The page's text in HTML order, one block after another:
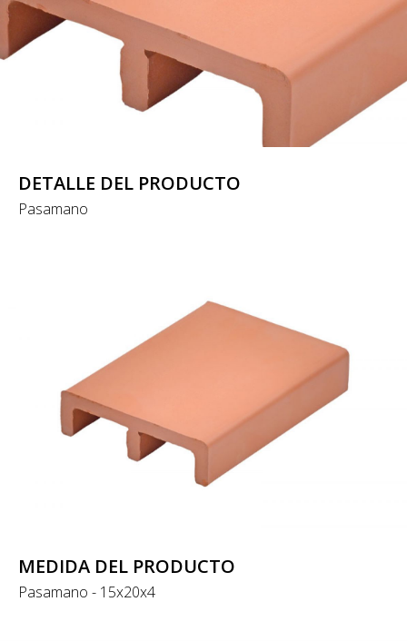
DETALLE DEL PRODUCTO
Pasamano
MEDIDA DEL PRODUCTO
Pasamano - 15x20x4